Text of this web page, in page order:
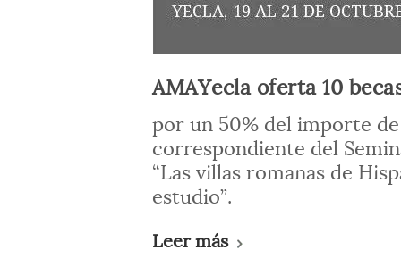
AMAYecla oferta 10
por un 50% del importe
correspondiente del
“Las villas romanas de
estudio”.
Leer más